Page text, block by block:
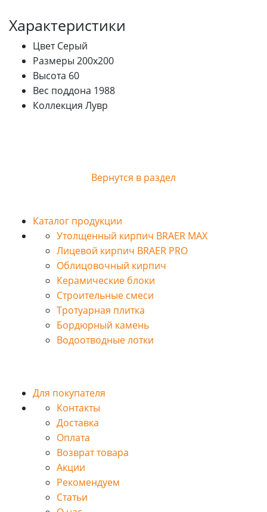
Характеристики
Цвет Серый
Размеры 200х200
Высота 60
Вес поддона 1988
Коллекция Лувр
Вернутся в раздел
Каталог продукции
Утолщенный кирпич BRAER MAX
Лицевой кирпич BRAER PRO
Облицовочный кирпич
Керамические блоки
Строительные смеси
Тротуарная плитка
Бордюрный камень
Водоотводные лотки
Для покупателя
Контакты
Доставка
Оплата
Возврат товара
Акции
Рекомендуем
Статьи